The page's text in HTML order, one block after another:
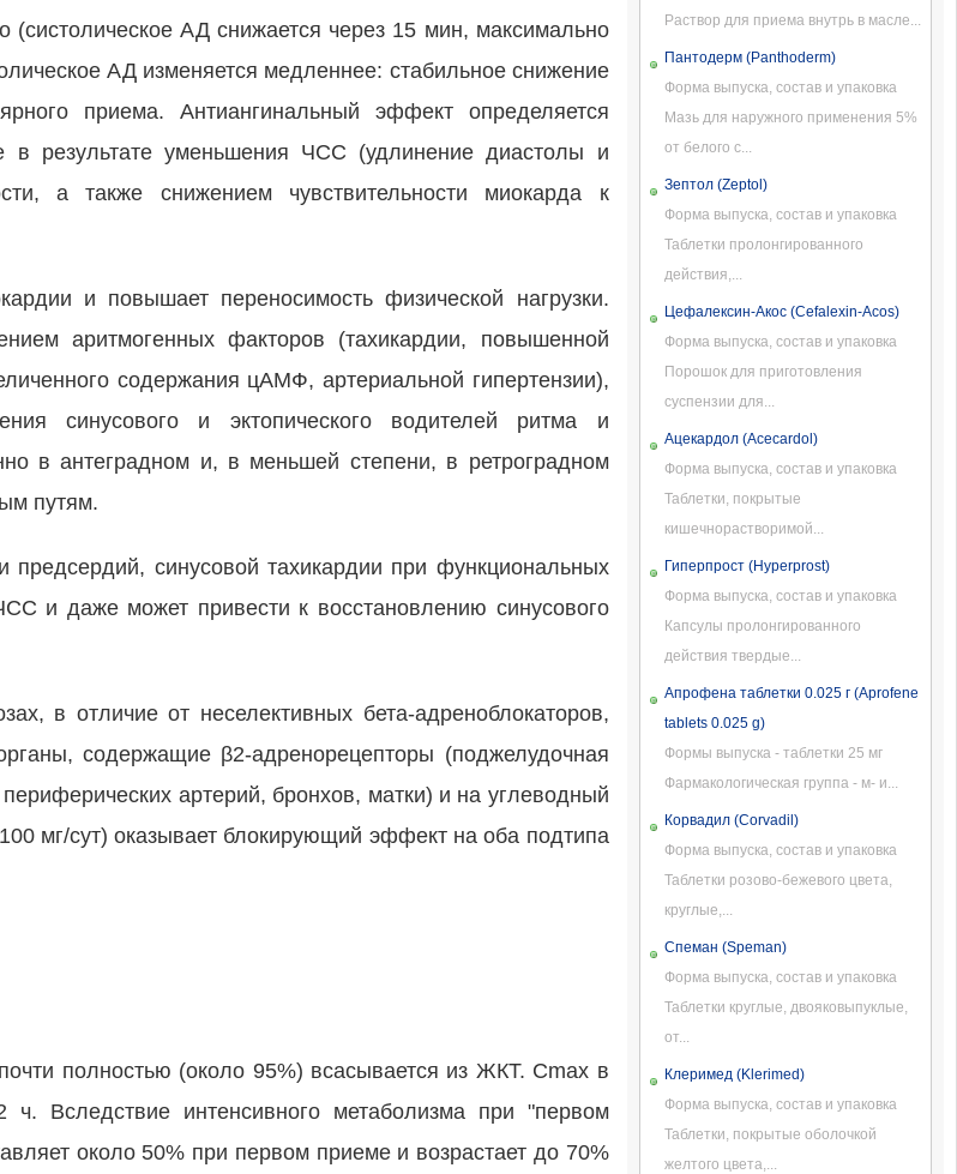
(систолическое АД снижается через 15 мин, максимально
АД изменяется медленнее: стабильное снижение
приема. Антиангинальный эффект определяется
в результате уменьшения ЧСС (удлинение диастолы и
а также снижением чувствительности миокарда к
и повышает переносимость физической нагрузки.
аритмогенных факторов (тахикардии, повышенной
содержания цАМФ, артериальной гипертензии),
синусового и эктопического водителей ритма и
в антеградном и, в меньшей степени, в ретроградном
путям.
предсердий, синусовой тахикардии при функциональных
и даже может привести к восстановлению синусового
в отличие от неселективных бета-адреноблокаторов,
содержащие β2-адренорецепторы (поджелудочная
артерий, бронхов, матки) и на углеводный
мг/сут) оказывает блокирующий эффект на оба подтипа
полностью (около 95%) всасывается из ЖКТ. Cmax в
ч. Вследствие интенсивного метаболизма при "первом
около 50% при первом приеме и возрастает до 70%
Раствор для приема внутрь в масле...
Пантодерм (Panthoderm)
Форма выпуска, состав и упаковка
Мазь для наружного применения 5%
от белого с...
Зептол (Zeptol)
Форма выпуска, состав и упаковка
Таблетки пролонгированного
действия,...
Цефалексин-Акос (Cefalexin-Acos)
Форма выпуска, состав и упаковка
Порошок для приготовления
суспензии для...
Ацекардол (Acecardol)
Форма выпуска, состав и упаковка
Таблетки, покрытые
кишечнорастворимой...
Гиперпрост (Hyperprost)
Форма выпуска, состав и упаковка
Капсулы пролонгированного
действия твердые...
Апрофена таблетки 0.025 г (Aprofene
tablets 0.025 g)
Формы выпуска - таблетки 25 мг
Фармакологическая группа - м- и...
Корвадил (Corvadil)
Форма выпуска, состав и упаковка
Таблетки розово-бежевого цвета,
круглые,...
Спеман (Speman)
Форма выпуска, состав и упаковка
Таблетки круглые, двояковыпуклые,
от...
Клеримед (Klerimed)
Форма выпуска, состав и упаковка
Таблетки, покрытые оболочкой
желтого цвета,...